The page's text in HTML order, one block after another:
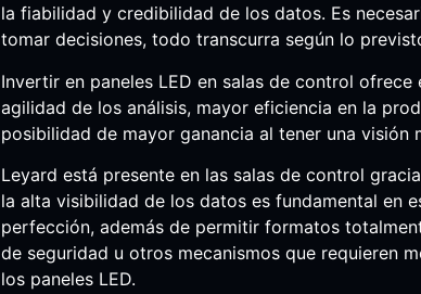
la fiabilidad y credibilidad de los datos. Es
tomar decisiones, todo transcurra según lo
Invertir en paneles LED en salas de control
agilidad de los análisis, mayor eficiencia en la
posibilidad de mayor ganancia al tener una visión
Leyard está presente en las salas de control
la alta visibilidad de los datos es fundamental en
perfección, además de permitir formatos
de seguridad u otros mecanismos que requieren
los paneles LED.